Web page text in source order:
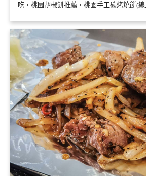
吃，桃園胡椒餅推薦，桃園手工碳烤燒餅(